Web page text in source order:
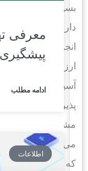
بسیاری
دارد؛
انجام
ارزیابی
آسیب
پذیری
مشخص
می‌کند
معرفی
پیشگیری
ادامه مطلب
اطلاعات